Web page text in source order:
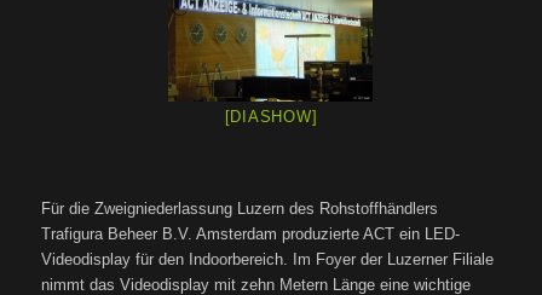
[DIASHOW]
Für die Zweigniederlassung Luzern des Rohstoffhändlers
Trafigura Beheer B.V. Amsterdam produzierte ACT ein LED-
Videodisplay für den Indoorbereich. Im Foyer der Luzerner Filiale
nimmt das Videodisplay mit zehn Metern Länge eine wichtige